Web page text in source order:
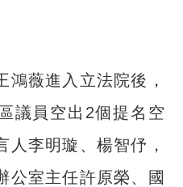
鴻薇進入立法院後，
議員空出 2個提名空
人李明璇、楊智伃，
公室主任許原榮、國